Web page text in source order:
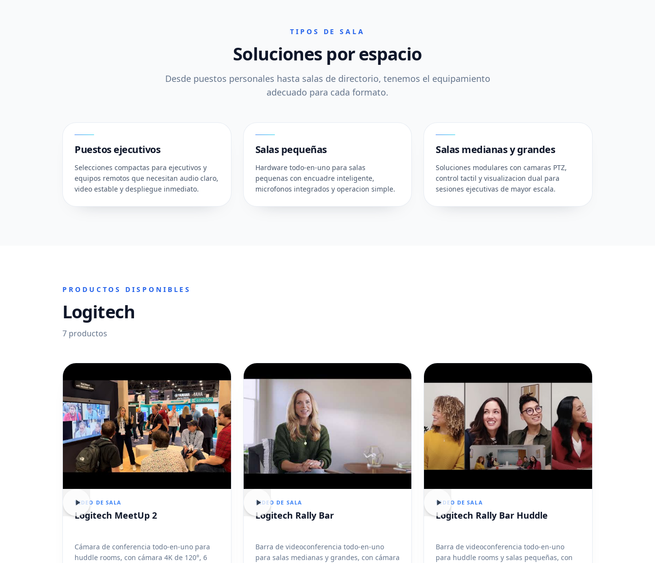
TIPOS DE SALA
Soluciones por espacio
Desde puestos personales hasta salas de directorio, tenemos el equipamiento
adecuado para cada formato.
Puestos ejecutivos
Selecciones compactas para ejecutivos y
equipos remotos que necesitan audio claro,
video estable y despliegue inmediato.
Salas pequeñas
Hardware todo-en-uno para salas
pequenas con encuadre inteligente,
microfonos integrados y operacion simple.
Salas medianas y grandes
Soluciones modulares con camaras PTZ,
control tactil y visualizacion dual para
sesiones ejecutivas de mayor escala.
PRODUCTOS DISPONIBLES
Logitech
7 productos
VIDEO DE SALA
Logitech MeetUp 2
Cámara de conferencia todo-en-uno para
huddle rooms, con cámara 4K de 120°, 6
VIDEO DE SALA
Logitech Rally Bar
Barra de videoconferencia todo-en-uno
para salas medianas y grandes, con cámara
VIDEO DE SALA
Logitech Rally Bar Huddle
Barra de videoconferencia todo-en-uno
para huddle rooms y salas pequeñas, con